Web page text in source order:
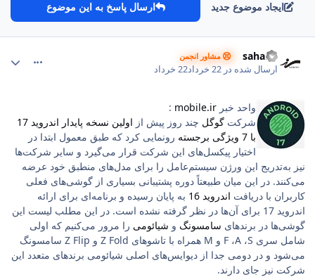
ایجاد موضوع جدید ارسال پاسخ به این موضوع
sahand مشاور انجمن
ارسال شده در22 خرداد 22 خرداد
واحد خبر mobile.ir
:
شرکت گوگل چند روز پیش از
اولین نسخه پایدار اندروید 17
با 7 ویژگی برجسته
رونمایی کرد که طبق معمول ابتدا در
اختیار پیکسل‌های این شرکت قرار می‌گیرد و سایر شرکت‌ها
نیز به‌تدریج این ورژن سیستم‌عامل را برای مدل‌های منطبق خود عرضه
می‌کنند. در این میان طبیعتاً دوره پشتیبانی بسیاری از گوشی‌های فعلی
کاربران با دریافت اندروید 16
به پایان رسیده و برنامه‌ای برای ارائه
اندروید 17 برای آن‌ها در نظر گرفته نشده است. در این مطلب لیست این
گوشی‌ها در برندهای سامسونگ و شیائومی را مرور می‌کنیم که اولی
شامل سری F ،A ،S و M همراه با تاشوهای Z Fold و Z Flip سامسونگ
می‌شود و در دومی جدا از دیوایس‌های اصلی شیائومی برندهای متعدد این
شرکت نیز جای دارند.